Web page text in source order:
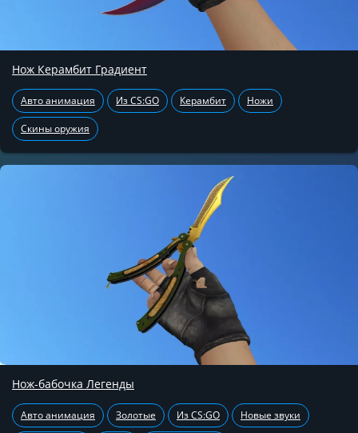
Нож Керамбит Градиент
Авто анимация Из CS:GO Керамбит Ножи
Скины оружия
Нож-бабочка Легенды
Авто анимация Золотые Из CS:GO Новые звуки